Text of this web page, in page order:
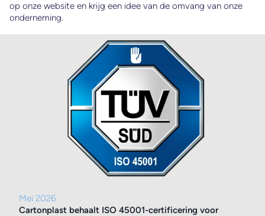
op onze website en krijg een idee van de omvang van onze
onderneming.
Mei 2026
Cartonplast behaalt ISO 45001-certificering voor